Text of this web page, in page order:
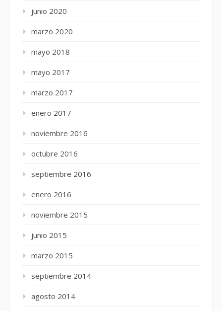
junio 2020
marzo 2020
mayo 2018
mayo 2017
marzo 2017
enero 2017
noviembre 2016
octubre 2016
septiembre 2016
enero 2016
noviembre 2015
junio 2015
marzo 2015
septiembre 2014
agosto 2014